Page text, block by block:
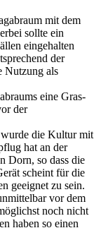
mit dem
sollte ein
eingehalten
der
Nutzung als
eine Gras-
der
die Kultur mit
hat an der
Dorn, so dass die
scheint für die
geeignet zu sein.
vor dem
noch nicht
haben so einen